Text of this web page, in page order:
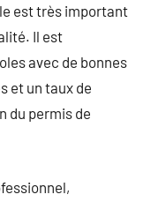
est très important
Il est
avec de bonnes
et un taux de
du permis de